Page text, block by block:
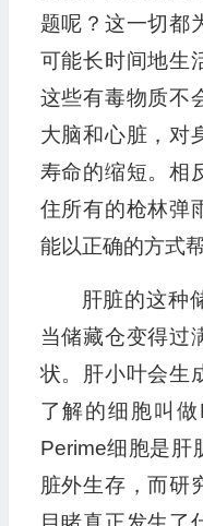
题呢？这一切都
可能长时间地生
这些有毒物质不
大脑和心脏，对
寿命的缩短。相
住所有的枪林弹
能以正确的方式
肝脏的这种
当储藏仓变得过
状。肝小叶会生
了解的细胞叫
Perime细胞是肝
脏外生存，而研